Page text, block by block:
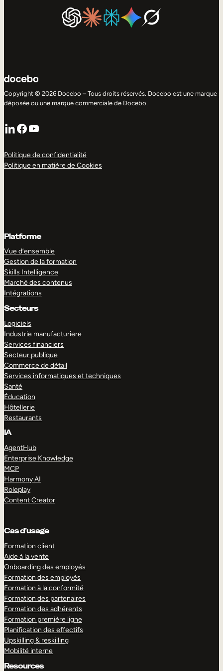
Copyright © 2026 Docebo – Tous droits réservés. Docebo est une marque
déposée ou une marque commerciale de Docebo.
LinkedIn
Facebook
YouTube
Politique de confidentialité
Politique en matière de Cookies
Platforme
Vue d’ensemble
Gestion de la formation
Skills Intelligence
Marché des contenus
Intégrations
Secteurs
Logiciels
Industrie manufacturiere
Services financiers
Secteur publique
Commerce de détail
Services informatiques et techniques
Santé
Éducation
Hôtellerie
Restaurants
IA
AgentHub
Enterprise Knowledge
MCP
Harmony AI
Roleplay
Content Creator
Cas d’usage
Formation client
Aide à la vente
Onboarding des employés
Formation des employés
Formation à la conformité
Formation des partenaires
Formation des adhérents
Formation première ligne
Planification des effectifs
Upskilling & reskilling
Mobilité interne
Resources